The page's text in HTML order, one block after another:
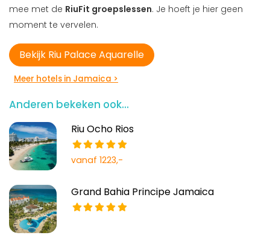
mee met de RiuFit groepslessen. Je hoeft je hier geen
moment te vervelen.
Bekijk Riu Palace Aquarelle
Meer hotels in Jamaica >
Anderen bekeken ook...
Riu Ocho Rios
vanaf 1223,-
Grand Bahia Principe Jamaica